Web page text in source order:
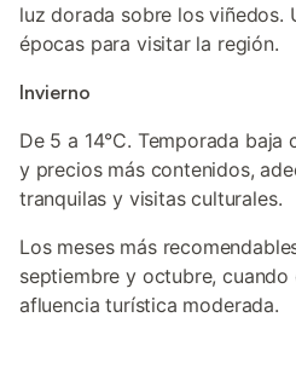
luz dorada sobre los viñedos.
épocas para visitar la región.
Invierno
De 5 a 14°C. Temporada
y precios más contenidos,
tranquilas y visitas culturales.
Los meses más
septiembre y octubre,
afluencia turística moderada.